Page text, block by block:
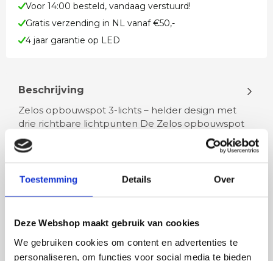
Toestemming Details Over
Deze Webshop maakt gebruik van cookies
We gebruiken cookies om content en advertenties te
personaliseren, om functies voor social media te bieden
Voor 14:00 besteld, vandaag verstuurd!
Gratis verzending in NL vanaf €50,-
4 jaar garantie op LED
Beschrijving
Zelos opbouwspot 3-lichts – helder design met
drie richtbare lichtpunten De Zelos opbouwspot
3-lichts in Sandy White biedt…
Lees meer
Rian
Anne